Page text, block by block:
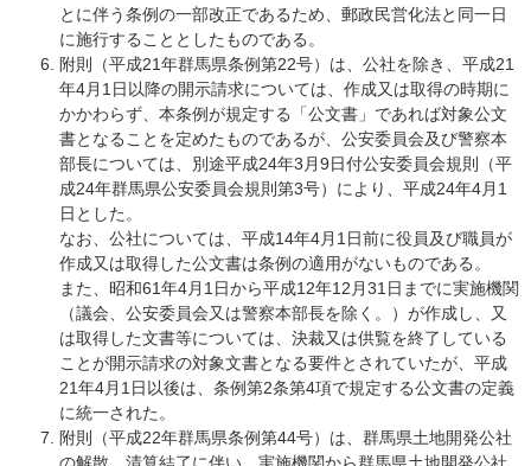
とに伴う条例の一部改正であるため、郵政民営化法と同一日
に施行することとしたものである。
附則（平成21年群馬県条例第22号）は、公社を除き、平成21
年4月1日以降の開示請求については、作成又は取得の時期に
かかわらず、本条例が規定する「公文書」であれば対象公文
書となることを定めたものであるが、公安委員会及び警察本
部長については、別途平成24年3月9日付公安委員会規則（平
成24年群馬県公安委員会規則第3号）により、平成24年4月1
日とした。
なお、公社については、平成14年4月1日前に役員及び職員が
作成又は取得した公文書は条例の適用がないものである。
また、昭和61年4月1日から平成12年12月31日までに実施機関
（議会、公安委員会又は警察本部長を除く。）が作成し、又
は取得した文書等については、決裁又は供覧を終了している
ことが開示請求の対象文書となる要件とされていたが、平成
21年4月1日以後は、条例第2条第4項で規定する公文書の定義
に統一された。
附則（平成22年群馬県条例第44号）は、群馬県土地開発公社